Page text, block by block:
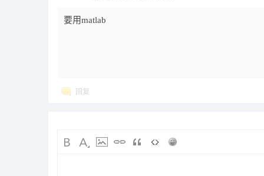
要用matlab
回复